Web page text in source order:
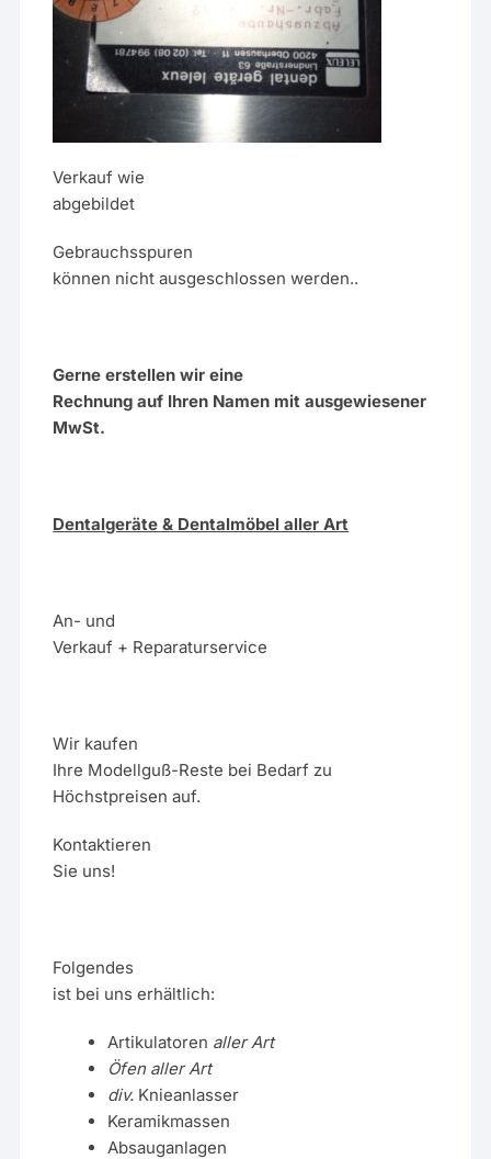
Verkauf wie
abgebildet
Gebrauchsspuren
können nicht ausgeschlossen werden..
Gerne erstellen wir eine
Rechnung auf Ihren Namen mit ausgewiesener
MwSt.
Dentalgeräte & Dentalmöbel aller Art
An- und
Verkauf + Reparaturservice
Wir kaufen
Ihre Modellguß-Reste bei Bedarf zu
Höchstpreisen auf.
Kontaktieren
Sie uns!
Folgendes
ist bei uns erhältlich:
Artikulatoren aller Art
Öfen aller Art
div. Knieanlasser
Keramikmassen
Absauganlagen